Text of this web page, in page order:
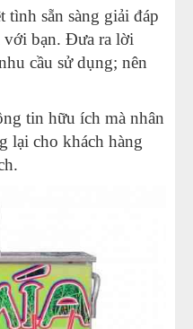
sẵn sàng giải đáp
với bạn. Đưa ra lời
cầu sử dụng; nên
tin hữu ích mà nhân
lại cho khách hàng
.